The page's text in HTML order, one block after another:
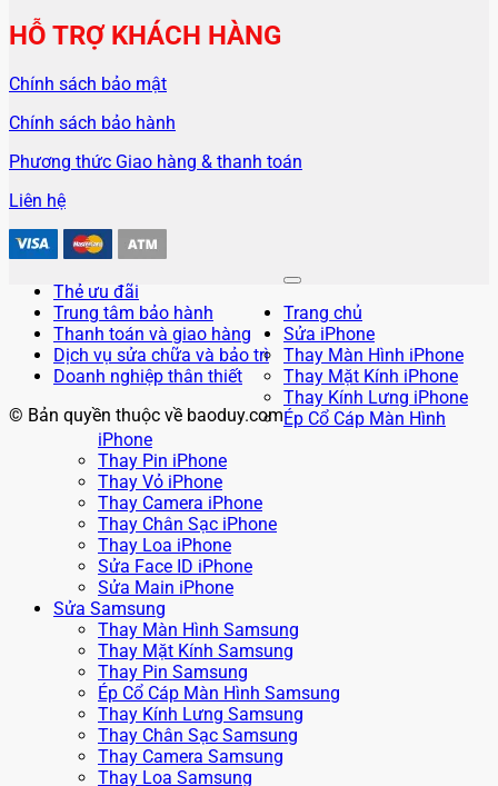
HỖ TRỢ KHÁCH HÀNG
Chính sách bảo mật
Chính sách bảo hành
Phương thức Giao hàng & thanh toán
Liên hệ
Thẻ ưu đãi
Trung tâm bảo hành
Thanh toán và giao hàng
Dịch vụ sửa chữa và bảo trì
Doanh nghiệp thân thiết
© Bản quyền thuộc về baoduy.com
Trang chủ
Sửa iPhone
Thay Màn Hình iPhone
Thay Mặt Kính iPhone
Thay Kính Lưng iPhone
Ép Cổ Cáp Màn Hình
iPhone
Thay Pin iPhone
Thay Vỏ iPhone
Thay Camera iPhone
Thay Chân Sạc iPhone
Thay Loa iPhone
Sửa Face ID iPhone
Sửa Main iPhone
Sửa Samsung
Thay Màn Hình Samsung
Thay Mặt Kính Samsung
Thay Pin Samsung
Ép Cổ Cáp Màn Hình Samsung
Thay Kính Lưng Samsung
Thay Chân Sạc Samsung
Thay Camera Samsung
Thay Loa Samsung